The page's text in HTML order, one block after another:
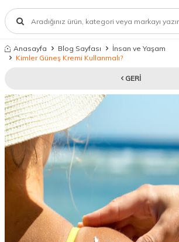
Anasayfa Blog Sayfası
İnsan ve Yaşam
Kimler Güneş Kremi Kullanmalı?
GERI